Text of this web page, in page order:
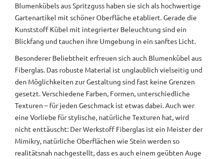
Blumenkübels aus Spritzguss haben sie sich als hochwertige
Gartenartikel mit schöner Oberfläche etabliert. Gerade die
Kunststoff Kübel mit integrierter Beleuchtung sind ein
Blickfang und tauchen ihre Umgebung in ein sanftes Licht.
Besonderer Beliebtheit erfreuen sich auch Blumenkübel aus
Fiberglas. Das robuste Material ist unglaublich vielseitig und
den Möglichkeiten zur Gestaltung sind fast keine Grenzen
gesetzt. Verschiedene Farben, Formen, unterschiedliche
Texturen – für jeden Geschmack ist etwas dabei. Auch wer
eine Vorliebe für stylische, natürliche Texturen hat, wird
nicht enttäuscht: Der Werkstoff Fiberglas ist ein Meister der
Mimikry, natürliche Oberflächen wie Stein werden so
realitätsnah nachgestellt, dass es auch einem geübten Auge